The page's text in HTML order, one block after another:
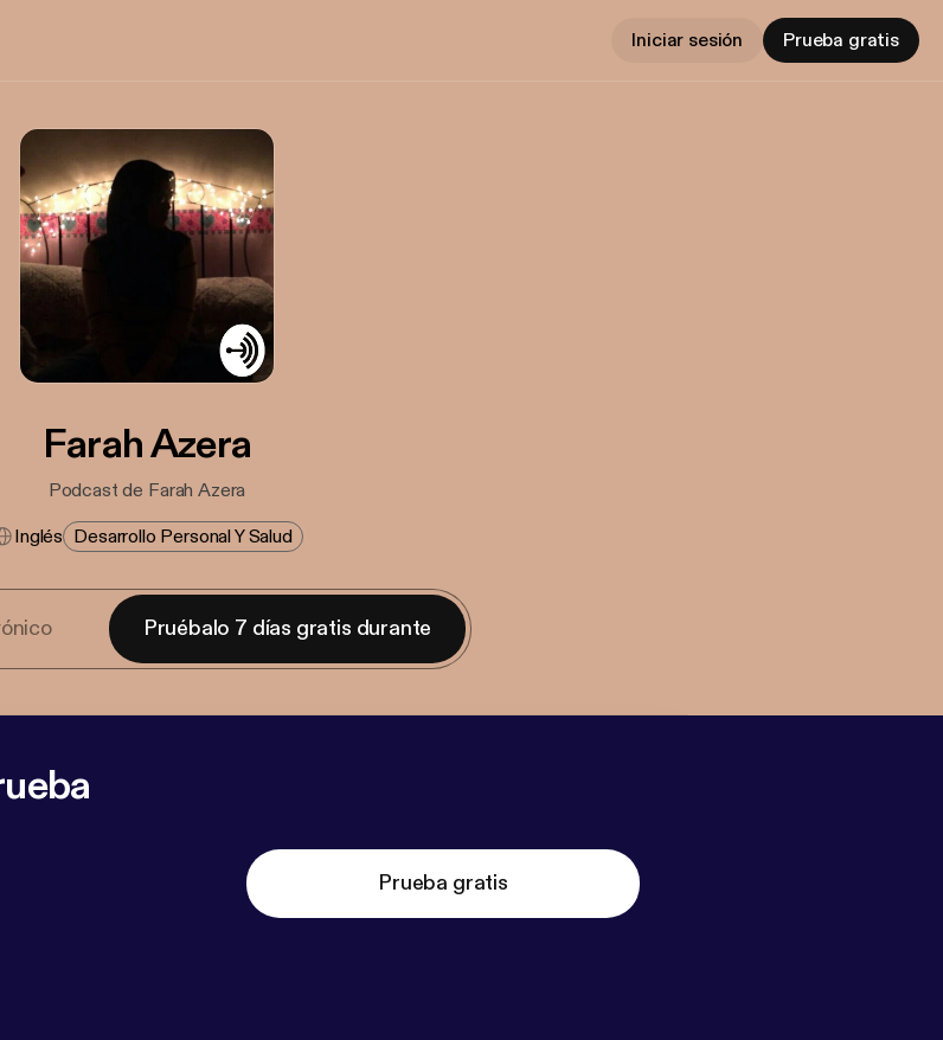
Iniciar sesión Prueba gratis
Farah Azera
Podcast de Farah Azera
Inglés Desarrollo Personal Y Salud
Pruébalo 7 días gratis durante
Prueba gratis